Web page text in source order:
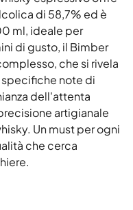
di 58,7% ed è
ml, ideale per
di gusto, il Bimber
che si rivela
specifiche note di
dell'attenta
artigianale
Un must per ogni
che cerca